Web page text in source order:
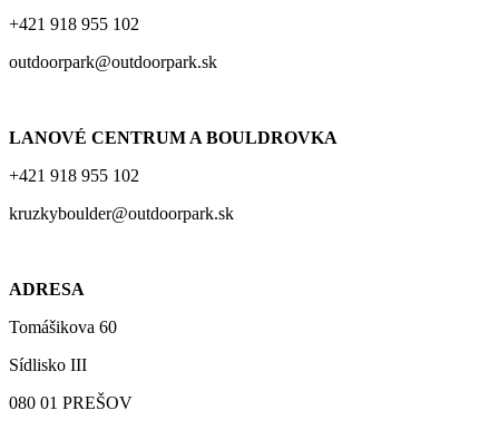
+421 918 955 102
outdoorpark@outdoorpark.sk
LANOVÉ CENTRUM A BOULDROVKA
+421 918 955 102
kruzkyboulder@outdoorpark.sk
ADRESA
Tomášikova 60
Sídlisko III
080 01 PREŠOV